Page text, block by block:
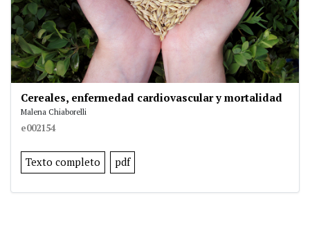
Cereales, enfermedad cardiovascular y mortalidad
Malena Chiaborelli
e002154
Texto completo pdf